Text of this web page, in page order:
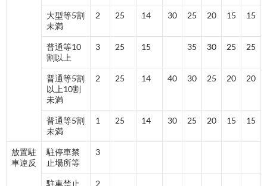
大型等5割
未満
2 25 14 30 25 20 15 15
普通等10
割以上
3 25 15 35 30 25 25
普通等5割
以上10割
未満
2 25 14 40 30 25 20 20
普通等5割
未満
1 25 14 30 25 20 15 15
放置駐
車違反
駐停車禁
止場所等
3
駐車禁止
2